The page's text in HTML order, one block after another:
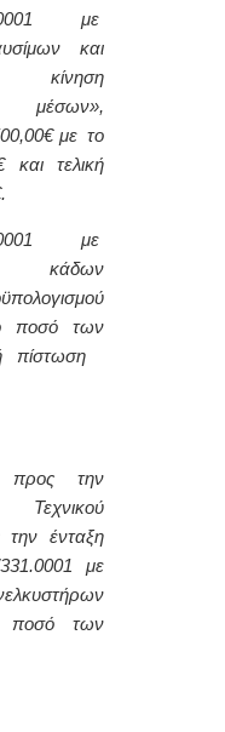
με
και
κίνηση
με το
τελική
με
κάδων
ποσό των
πίστωση
προς την
την ένταξη
με
ποσό των